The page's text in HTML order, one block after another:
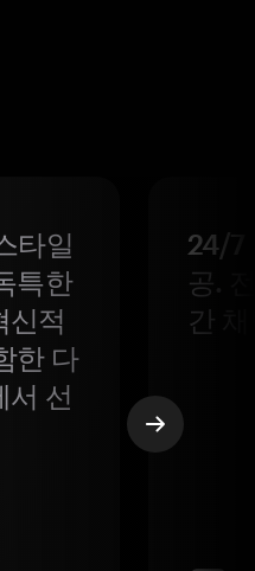
타일
특한
신적
한 다
서 선
24/7
공.
간